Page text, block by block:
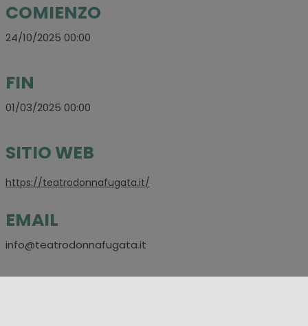
COMIENZO
24/10/2025 00:00
FIN
01/03/2025 00:00
SITIO WEB
https://teatrodonnafugata.it/
EMAIL
info@teatrodonnafugata.it